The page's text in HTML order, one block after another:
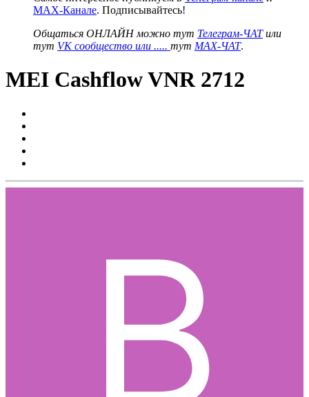
MAX-Канале. Подписывайтесь!
Общаться ОНЛАЙН можно тут Телеграм-ЧАТили
тут VK сообщество или ..... тут MAX-ЧАТ.
MEI Cashflow VNR 2712